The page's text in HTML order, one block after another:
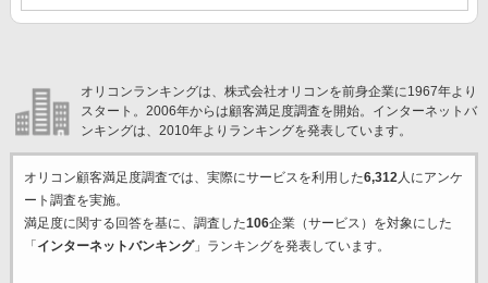
オリコンランキングは、株式会社オリコンを前身企業に1967年より
スタート。2006年からは顧客満足度調査を開始。インターネットバ
ンキングは、2010年よりランキングを発表しています。
オリコン顧客満足度調査では、実際にサービスを利用した6,312人にアンケ
ート調査を実施。
満足度に関する回答を基に、調査した106企業（サービス）を対象にした
「 インターネットバンキング」ランキングを発表しています。